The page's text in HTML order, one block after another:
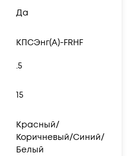
Да
КПСЭнг(А)-FRHF
.5
15
Красный/
Коричневый/Синий/
Белый